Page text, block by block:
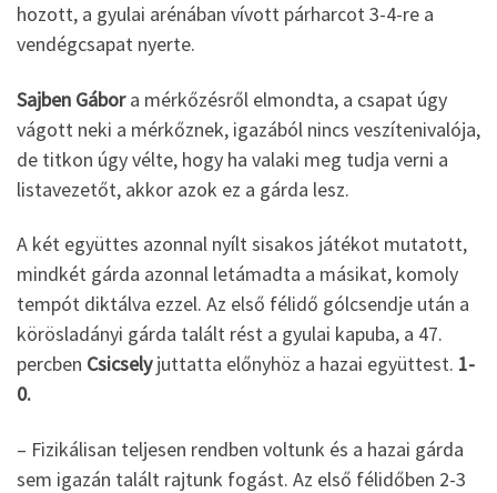
hozott, a gyulai arénában vívott párharcot 3-4-re a
vendégcsapat nyerte.
Sajben Gábora mérkőzésről elmondta, a csapat úgy
vágott neki a mérkőznek, igazából nincs veszítenivalója,
de titkon úgy vélte, hogy ha valaki meg tudja verni a
listavezetőt, akkor azok ez a gárda lesz.
A két együttes azonnal nyílt sisakos játékot mutatott,
mindkét gárda azonnal letámadta a másikat, komoly
tempót diktálva ezzel. Az első félidő gólcsendje után a
körösladányi gárda talált rést a gyulai kapuba, a 47.
percben Csicselyjuttatta előnyhöz a hazai együttest. 1-
0.
– Fizikálisan teljesen rendben voltunk és a hazai gárda
sem igazán talált rajtunk fogást. Az első félidőben 2-3